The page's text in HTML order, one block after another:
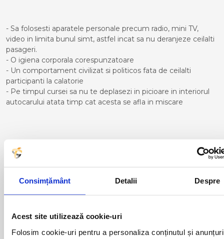
Consimțământ Detalii Despre
Acest site utilizează cookie-uri
Folosim cookie-uri pentru a personaliza conținutul și
- Sa folosesti aparatele personale precum radio, mini TV,
video in limita bunul simt, astfel incat sa nu deranjeze ceilalti
pasageri.
- O igiena corporala corespunzatoare
- Un comportament civilizat si politicos fata de ceilalti
participanti la calatorie
- Pe timpul cursei sa nu te deplasezi in picioare in interiorul
autocarului atata timp cat acesta se afla in miscare
Curse din Romania catre
ALBACETE:
ACAS
ADJUD
ALBA IULIA
ALEXANDRIA
LUGOJ
MEDIAS
MOINESTI